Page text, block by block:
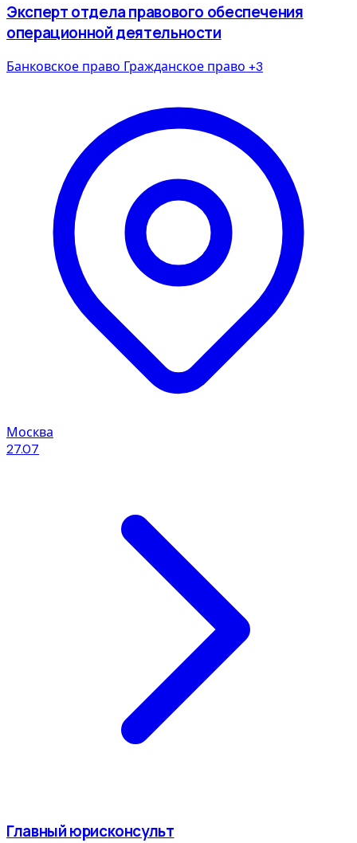
Эксперт отдела правового обеспечения
операционной деятельности
Банковское право Гражданское право +3
Москва
27.07
Главный юрисконсульт